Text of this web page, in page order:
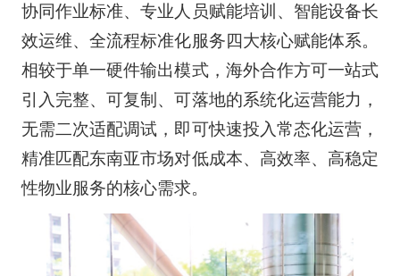
协同作业标准、专业人员赋能培训、智能设备长
效运维、全流程标准化服务四大核心赋能体系。
相较于单一硬件输出模式，海外合作方可一站式
引入完整、可复制、可落地的系统化运营能力，
无需二次适配调试，即可快速投入常态化运营，
精准匹配东南亚市场对低成本、高效率、高稳定
性物业服务的核心需求。